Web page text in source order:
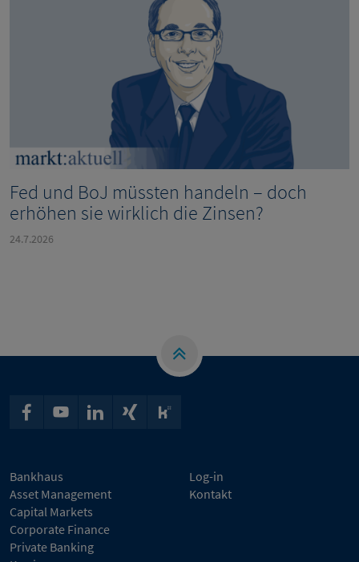
Fed und BoJ müssten handeln – doch
erhöhen sie wirklich die Zinsen?
24.7.2026
Bankhaus
Asset Management
Capital Markets
Corporate Finance
Private Banking
Log-in
Kontakt